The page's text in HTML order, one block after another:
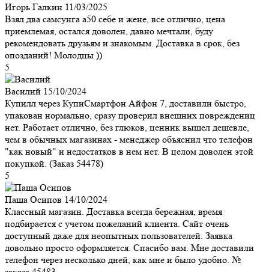
Игорь Галкин 11/03/2025
Взял два самсунга а50 себе и жене, все отлично, цена
приемлемая, остался доволен, давно мечтали, буду
рекомендовать друзьям и знакомым. Доставка в срок, без
опозданий! Молодцы ))
5
Василий 15/10/2024
Купилл через КупиСмартфон Айфон 7, доставили быстро,
упакован нормально, сразу проверил внешних повреждениц
нет. Работает отлично, без глюков, ценник вышел дешевле,
чем в обычных магазинах - менеджер объяснил что телефон
"как новый" и недостатков в нем нет. В целом доволен этой
покупкой. (Заказ 54478)
5
Паша Осипов 14/10/2024
Классный магазин. Доставка всегда бережная, время
подбирается с учетом пожеланий клиента. Сайт очень
доступный даже для неопытных пользователей. Заявка
довольно просто оформляется. Спасибо вам. Мне доставили
телефон через несколько дней, как мне и было удобно. №